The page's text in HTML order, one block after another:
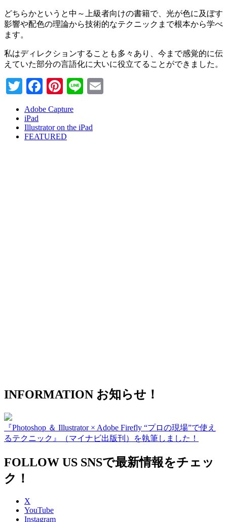
どちらかというと中～上級者向けの書籍で、光が色に及ぼす
影響や配色の理論から技術的なテクニックまで根本から学べ
ます。
私はディレクションすることも多々あり、今まで感覚的に伝
えていた部分の言語化に大いに役立てることができました。
TwitterFacebook
Pinterest
Line
Adobe Capture
iPad
Illustrator on the iPad
FEATURED
INFORMATION お知らせ！
『Photoshop ＆ Illustrator × Adobe Firefly “プロの現場”で使え
るテクニック』（マイナビ出版刊）を執筆しました！
FOLLOW US SNSで最新情報をチェッ
ク！
X
YouTube
Instagram